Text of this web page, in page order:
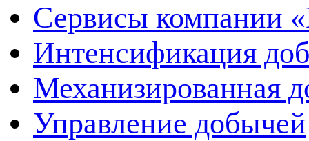
Сервисы компании
Интенсификация
Механизированная
Управление добычей